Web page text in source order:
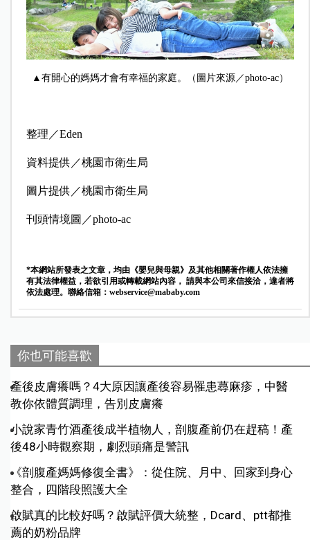
▲有開心的媽媽才會有幸福的家庭。（圖片來源／photo-ac）
整理／Eden
資料提供／桃園市衛生局
圖片提供／桃園市衛生局
刊頭情境圖／photo-ac
*本網站所發表之文章，均由《嬰兒與母親》及其他相關著作權人依法擁
有其法律權益，若欲引用或轉載網站內容， 請與本公司來信接洽，違者將
依法處理。聯絡信箱： webservice@mababy.com
你也可能喜歡
產後皮膚癢嗎？4大原因讓產後容易罹患蕁麻疹，中醫
教你依體質調理，告別皮膚癢
小說家青竹酒產後成半植物人，剖腹產前仍在趕稿！產
後48小時觀察期，劇烈頭痛是警訊
《剖腹產媽媽修復全書》：從住院、月中、回家到身心
整合，四階段照護大全
啟賦真的比較好嗎？啟賦評價大統整，Dcard、ptt都推
薦的奶粉品牌